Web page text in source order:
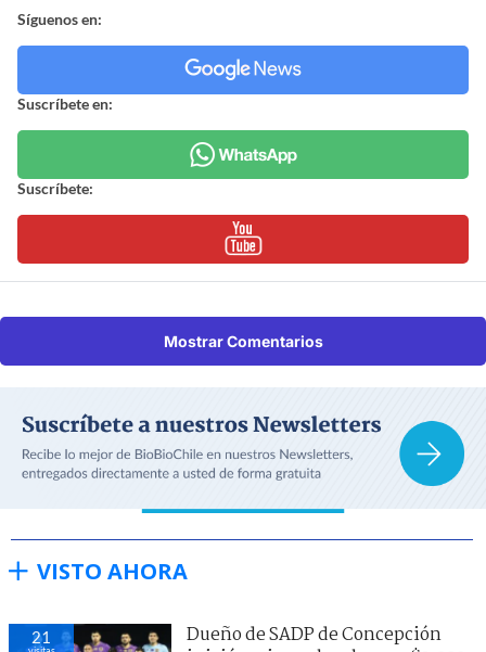
Síguenos en:
Suscríbete en:
Suscríbete:
Mostrar Comentarios
VISTO AHORA
21
Dueño de SADP de Concepción